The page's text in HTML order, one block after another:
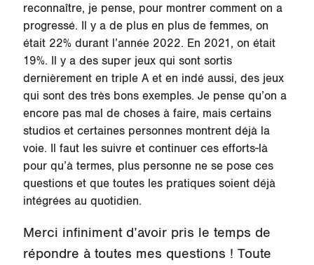
reconnaître, je pense, pour montrer comment on a
progressé. Il y a de plus en plus de femmes, on
était 22% durant l’année 2022. En 2021, on était
19%. Il y a des super jeux qui sont sortis
dernièrement en triple A et en indé aussi, des jeux
qui sont des très bons exemples. Je pense qu’on a
encore pas mal de choses à faire, mais certains
studios et certaines personnes montrent déjà la
voie. Il faut les suivre et continuer ces efforts-là
pour qu’à termes, plus personne ne se pose ces
questions et que toutes les pratiques soient déjà
intégrées au quotidien.
Merci infiniment d’avoir pris le temps de
répondre à toutes mes questions ! Toute